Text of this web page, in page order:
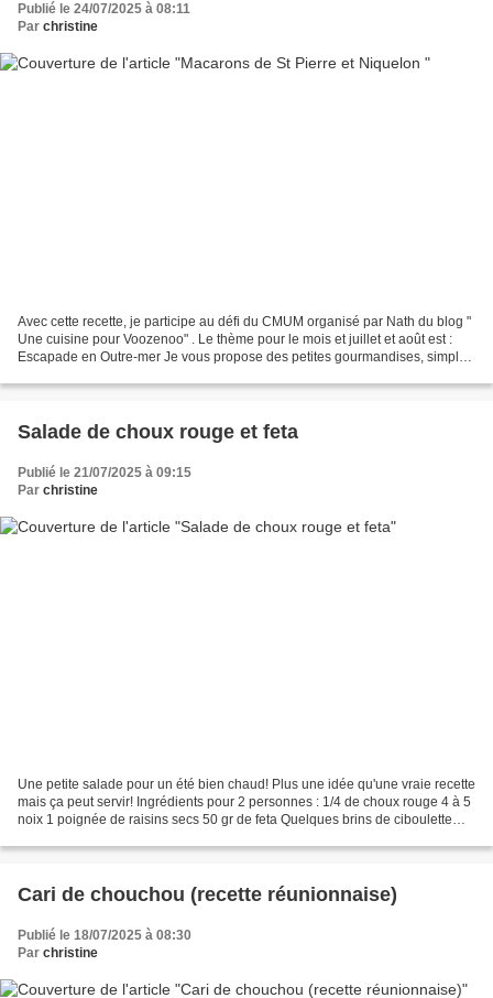
Publié le 24/07/2025 à 08:11
Par christine
Avec cette recette, je participe au défi du CMUM organisé par Nath du blog "
Une cuisine pour Voozenoo" . Le thème pour le mois et juillet et août est :
Escapade en Outre-mer Je vous propose des petites gourmandises, simples
Salade de choux rouge et feta
Publié le 21/07/2025 à 09:15
Par christine
Une petite salade pour un été bien chaud! Plus une idée qu'une vraie recette
mais ça peut servir! Ingrédients pour 2 personnes : 1/4 de choux rouge 4 à 5
noix 1 poignée de raisins secs 50 gr de feta Quelques brins de ciboulette
Cari de chouchou (recette réunionnaise)
Publié le 18/07/2025 à 08:30
Par christine